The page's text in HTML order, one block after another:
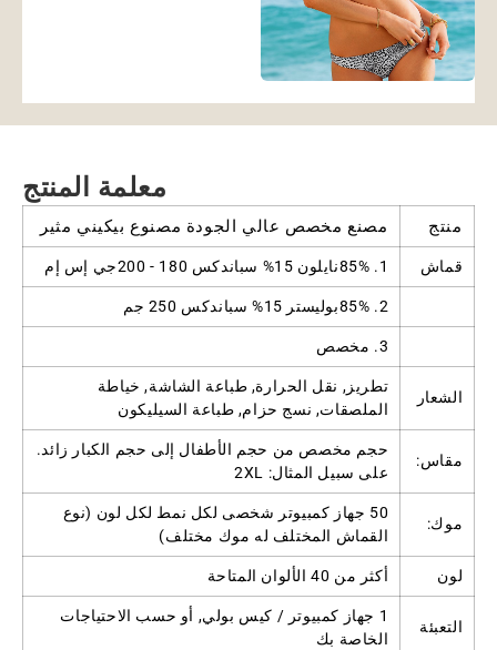
معلمة المنتج
منتج مصنع مخصص عالي الجودة مصنوع بيكيني مثير
قماش 1. 85%نايلون 15% سباندكس 180 - 200جي إس إم
2. 85%بوليستر 15% سباندكس 250 جم
3. مخصص
الشعار
تطريز, نقل الحرارة, طباعة الشاشة, خياطة
الملصقات, نسج حزام, طباعة السيليكون
مقاس:
حجم مخصص من حجم الأطفال إلى حجم الكبار زائد.
على سبيل المثال: 2XL
موك:
50 جهاز كمبيوتر شخصى لكل نمط لكل لون (نوع
القماش المختلف له موك مختلف)
لون أكثر من 40 الألوان المتاحة
التعبئة
1 جهاز كمبيوتر / كيس بولي, أو حسب الاحتياجات
الخاصة بك